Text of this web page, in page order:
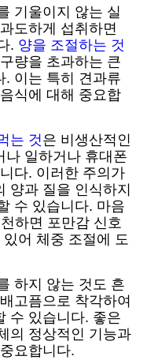
기울이지 않는 실
도하게 섭취하면
. 양을 조절하는 것
량을 초과하는 큰
. 이는 특히 견과류
식에 대해 중요합
는 것은 비생산적인
나 일하거나 휴대폰
다. 이러한 주의가
양과 질을 인식하지
수 있습니다. 마음
하면 포만감 신호
어 체중 조절에 도
하지 않는 것도 흔
고픔으로 착각하여
수 있습니다. 좋은
의 정상적인 기능과
요합니다.